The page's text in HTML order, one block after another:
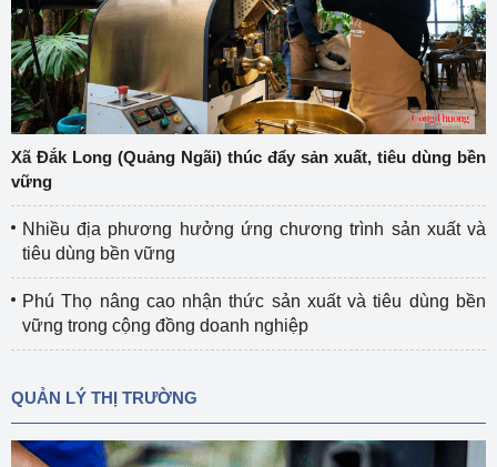
Xã Đắk Long (Quảng Ngãi) thúc đẩy sản xuất, tiêu dùng bền
vững
Nhiều địa phương hưởng ứng chương trình sản xuất và
tiêu dùng bền vững
Phú Thọ nâng cao nhận thức sản xuất và tiêu dùng bền
vững trong cộng đồng doanh nghiệp
QUẢN LÝ THỊ TRƯỜNG